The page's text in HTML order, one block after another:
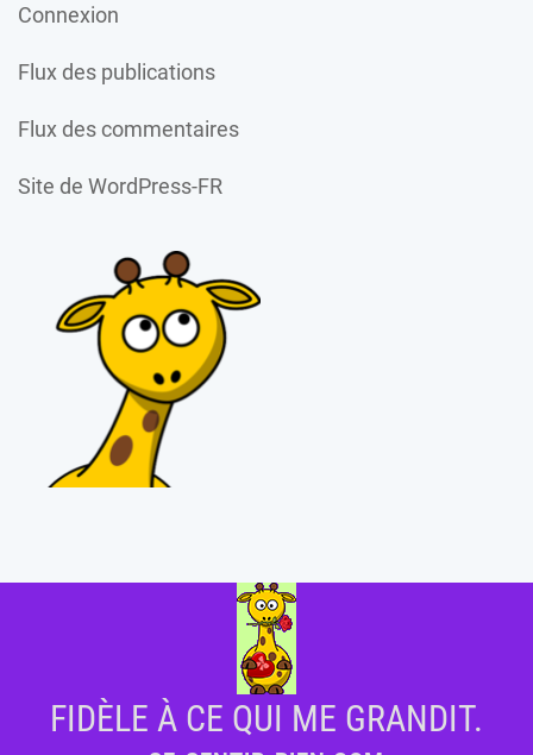
Connexion
Flux des publications
Flux des commentaires
Site de WordPress-FR
FIDÈLE À CE QUI ME GRANDIT.